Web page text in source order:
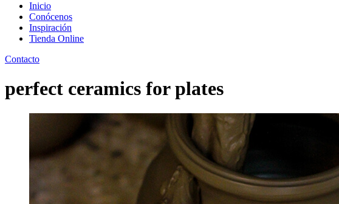
Inicio
Conócenos
Inspiración
Tienda Online
Contacto
perfect ceramics for plates